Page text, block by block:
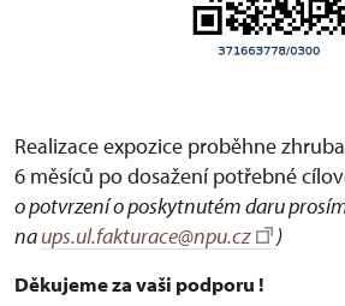
Realizace expozice proběhne
6 měsíců po dosažení potřebné
o potvrzení o poskytnutém daru
naups.ul.fakturace@npu.cz )
Děkujeme za vaši podporu !